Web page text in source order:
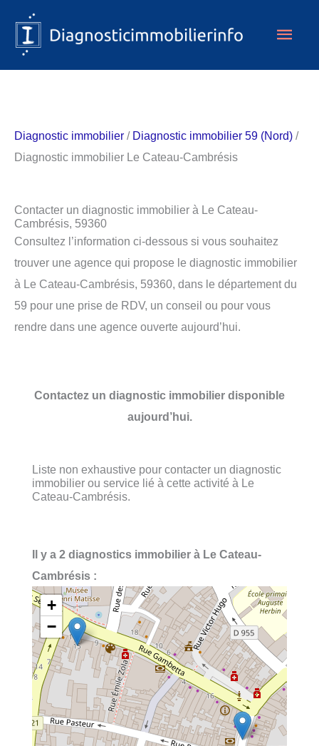
contenu
Diagnostic immobilier / Diagnostic immobilier 59 (Nord) /
Diagnostic immobilier Le Cateau-Cambrésis
Contacter un diagnostic immobilier à Le Cateau-
Cambrésis, 59360
Consultez l’information ci-dessous si vous souhaitez
trouver une agence qui propose le diagnostic immobilier
à Le Cateau-Cambrésis, 59360, dans le département du
59 pour une prise de RDV, un conseil ou pour vous
rendre dans une agence ouverte aujourd’hui.
Contactez un diagnostic immobilier disponible
aujourd’hui.
Liste non exhaustive pour contacter un diagnostic
immobilier ou service lié à cette activité à Le
Cateau-Cambrésis.
Il y a 2 diagnostics immobilier à Le Cateau-
Cambrésis :
+
−